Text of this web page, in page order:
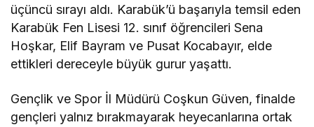
üçüncü sırayı aldı. Karabük’ü başarıyla temsil eden
Karabük Fen Lisesi 12. sınıf öğrencileri Sena
Hoşkar, Elif Bayram ve Pusat Kocabayır, elde
ettikleri dereceyle büyük gurur yaşattı.
Gençlik ve Spor İl Müdürü Coşkun Güven, finalde
gençleri yalnız bırakmayarak heyecanlarına ortak